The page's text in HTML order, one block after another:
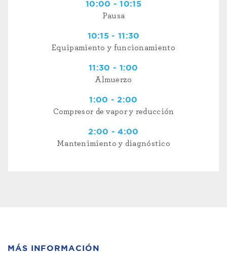
10:00 - 10:15
Pausa
10:15 - 11:30
Equipamiento y funcionamiento
11:30 - 1:00
Almuerzo
1:00 - 2:00
Compresor de vapor y reducción
2:00 - 4:00
Mantenimiento y diagnóstico
MÁS INFORMACIÓN